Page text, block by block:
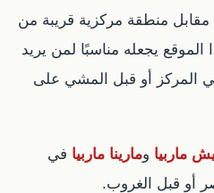
مقابل منطقة مركزية قريبة من
الموقع يجعله مناسبًا لمن يريد
المركز أو قبل المشي على
ماربيا ومارينا ماربيا في
أو قبل الغروب.